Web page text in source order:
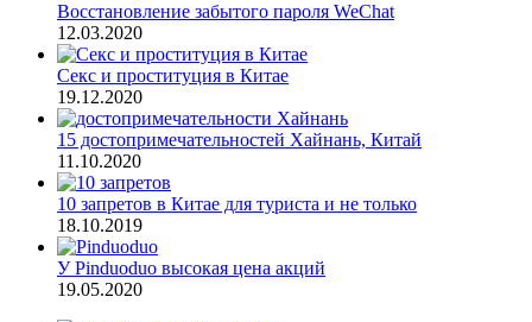
Восстановление забытого пароля WeChat
12.03.2020
Секс и проституция в Китае
19.12.2020
15 достопримечательностей Хайнань, Китай
11.10.2020
10 запретов в Китае для туриста и не только
18.10.2019
У Pinduoduo высокая цена акций
19.05.2020